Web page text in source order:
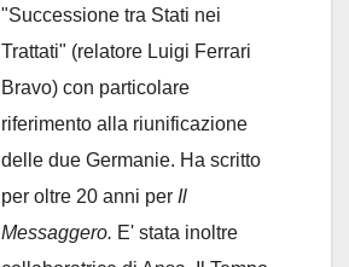
"Successione tra Stati nei
Trattati" (relatore Luigi Ferrari
Bravo) con particolare
riferimento alla riunificazione
delle due Germanie. Ha scritto
per oltre 20 anni per Il
Messaggero. E' stata inoltre